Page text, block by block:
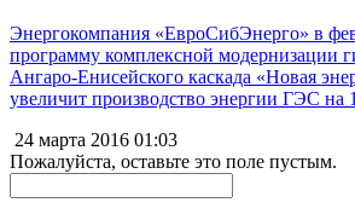
Энергокомпания «ЕвроСибЭнерго» в
программу комплексной модернизации
Ангаро-Енисейского каскада «Новая
увеличит производство энергии ГЭС на
24 марта 2016 01:03
Пожалуйста, оставьте это поле пустым.